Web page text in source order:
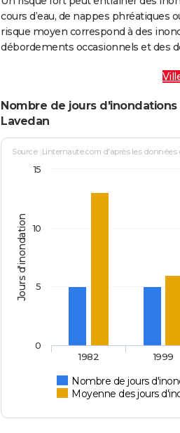
cours d’eau, de nappes phréatiques
risque moyen correspond à des
débordements occasionnels et des
Nombre de jours
Lavedan
Jours d'inondation
Source : Linternaute.com d'après les données
Nombre de jours
Moyenne des jours
1982 1999
0
5
10
15